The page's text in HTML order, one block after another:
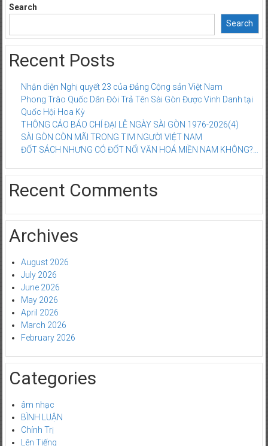
Search
Search
Recent Posts
Nhận diện Nghị quyết 23 của Đảng Cộng sản Việt Nam
Phong Trào Quốc Dân Đòi Trả Tên Sài Gòn Được Vinh Danh tại
Quốc Hội Hoa Kỳ
THÔNG CÁO BÁO CHÍ ĐẠI LỄ NGÀY SÀI GÒN 1976-2026(4)
SÀI GÒN CÒN MÃI TRONG TIM NGƯỜI VIỆT NAM
ĐỐT SÁCH NHƯNG CÓ ĐỐT NỔI VĂN HOÁ MIỀN NAM KHÔNG?…
Recent Comments
Archives
August 2026
July 2026
June 2026
May 2026
April 2026
March 2026
February 2026
Categories
âm nhạc
BÌNH LUẬN
Chính Trị
Lên Tiếng